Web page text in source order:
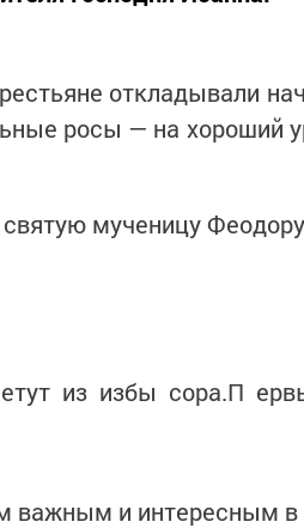
откладывали
росы — на хороший
мученицу
из избы сора.П
важным и интересным в